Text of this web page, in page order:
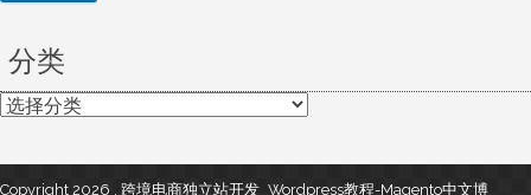
分类
分
Copyright 2026 , 跨境电商独立站开发_Wordpress教程-Magento中文博